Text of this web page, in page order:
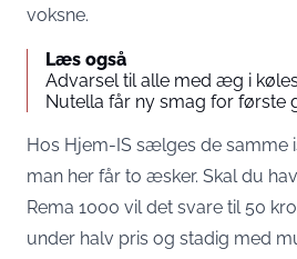
voksne.
Læs også
Advarsel til alle med æg i
Nutella får ny smag for første
Hos Hjem-IS sælges de samme
man her får to æsker. Skal du
Rema 1000 vil det svare til 50
under halv pris og stadig med